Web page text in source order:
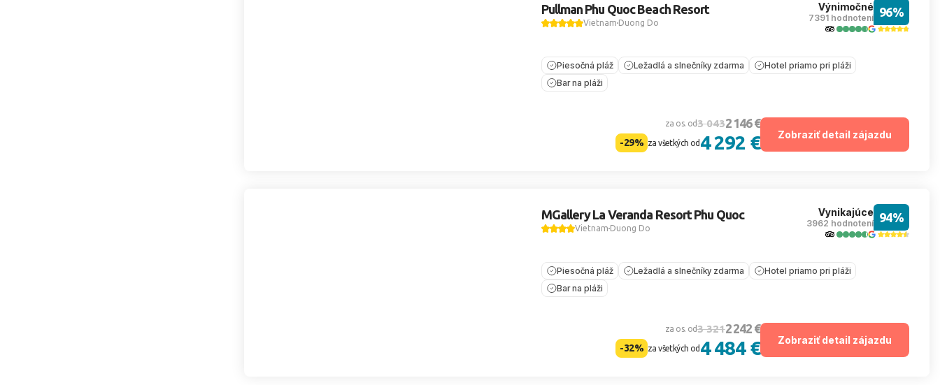
Pullman Phu Quoc Beach Resort
VietnamDuong Do
Výnimočné
7391 hodnotení 96%
Piesočná pláž Ležadlá a slnečníky zdarma
Hotel priamo pri pláži
Bar na pláži
za os. od3 0432 146 €
-29% za všetkých od 4 292 € Zobraziť detail zájazdu
MGallery La Veranda Resort Phu Quoc
VietnamDuong Do
Vynikajúce
3962 hodnotení 94%
Piesočná pláž Ležadlá a slnečníky zdarma
Hotel priamo pri pláži
Bar na pláži
za os. od3 3212 242 €
-32% za všetkých od 4 484 € Zobraziť detail zájazdu